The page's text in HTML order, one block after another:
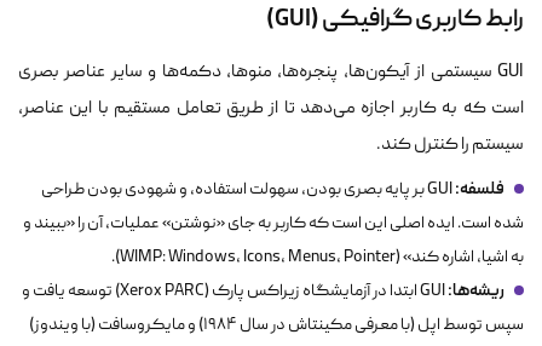
رابط کاربری گرافیکی (GUI)
GUI سیستمی از آیکون‌ها، پنجره‌ها، منوها، دکمه‌ها و سایر عناصر بصری
است که به کاربر اجازه می‌دهد تا از طریق تعامل مستقیم با این عناصر،
سیستم را کنترل کند.
فلسفه:
GUI بر پایه بصری بودن، سهولت استفاده، و شهودی بودن طراحی
شده است. ایده اصلی این است که کاربر به جای «نوشتن» عملیات، آن را «ببیند و
به اشیا، اشاره کند» (WIMP: Windows, Icons, Menus, Pointer).
ریشه‌ها:
GUI ابتدا در آزمایشگاه زیراکس پارک (Xerox PARC) توسعه یافت و
سپس توسط اپل (با معرفی مکینتاش در سال ۱۹۸۴) و مایکروسافت (با ویندوز)